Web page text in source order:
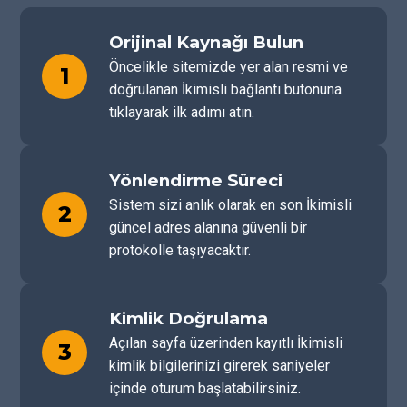
1
Orijinal Kaynağı Bulun
Öncelikle sitemizde yer alan resmi ve
doğrulanan İkimisli bağlantı butonuna
tıklayarak ilk adımı atın.
2
Yönlendirme Süreci
Sistem sizi anlık olarak en son İkimisli
güncel adres alanına güvenli bir
protokolle taşıyacaktır.
3
Kimlik Doğrulama
Açılan sayfa üzerinden kayıtlı İkimisli
kimlik bilgilerinizi girerek saniyeler
içinde oturum başlatabilirsiniz.